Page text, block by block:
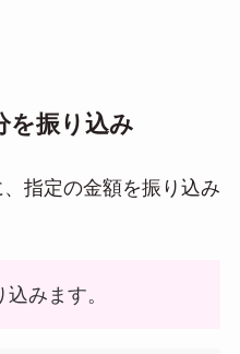
を振り込み
、指定の金額を振り込み
みます。